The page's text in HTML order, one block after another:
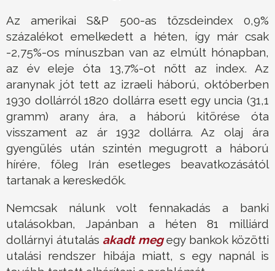
Az amerikai S&P 500-as tőzsdeindex 0,9%
százalékot emelkedett a héten, így már csak
-2,75%-os mínuszban van az elmúlt hónapban,
az év eleje óta 13,7%-ot nőtt az index. Az
aranynak jót tett az izraeli háború, októberben
1930 dollárról 1820 dollárra esett egy uncia (31,1
gramm) arany ára, a háború kitörése óta
visszament az ár 1932 dollárra. Az olaj ára
gyengülés után szintén megugrott a háború
hírére, főleg Irán esetleges beavatkozásától
tartanak a kereskedők.
Nemcsak nálunk volt fennakadás a banki
utalásokban, Japánban a héten 81 milliárd
dollárnyi átutalás akadt megegy bankok közötti
utalási rendszer hibája miatt, s egy napnál is